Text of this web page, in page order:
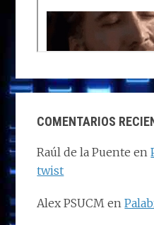
COMENTARIOS
Raúl de la Puente en
twist
Alex PSUCM en